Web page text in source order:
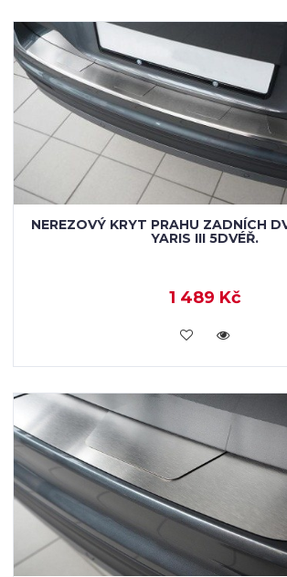
NEREZOVÝ KRYT PRAHU ZADNÍCH
YARIS III 5DVÉŘ.
1 489 Kč
KOUPIT